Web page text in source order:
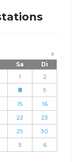
»
Sa
Di
1
2
8
9
15
16
22
23
29
30
5 6